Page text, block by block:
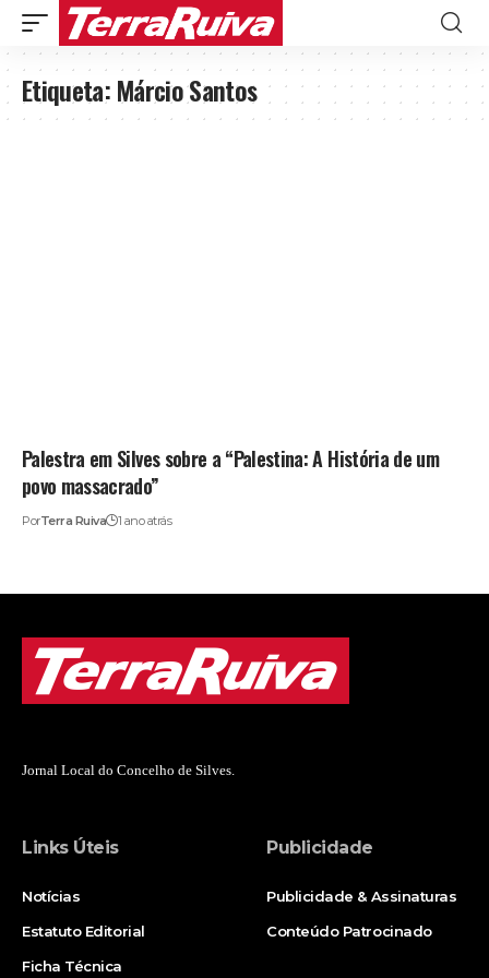
Etiqueta:Márcio Santos
Palestra em Silves sobre a “Palestina: A História de um
povo massacrado”
PorTerra Ruiva 1 ano atrás
Jornal Local do Concelho de Silves.
Links Úteis
Notícias
Estatuto Editorial
Ficha Técnica
Publicidade
Publicidade & Assinaturas
Conteúdo Patrocinado